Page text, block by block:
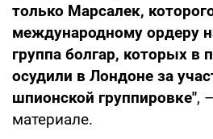
только Марсалек,
международному ордеру
группа болгар, которых в
осудили в Лондоне за
шпионской группировке",
материале.